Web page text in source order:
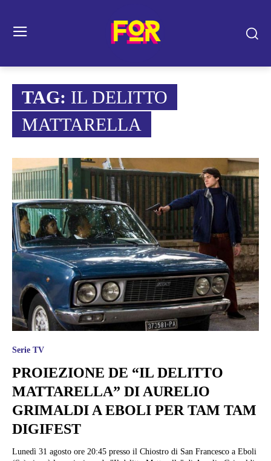
TAG: IL DELITTO
MATTARELLA
Serie TV
PROIEZIONE DE “IL DELITTO
MATTARELLA” DI AURELIO
GRIMALDI A EBOLI PER TAM TAM
DIGIFEST
Lunedì 31 agosto ore 20:45 presso il Chiostro di San Francesco a Eboli